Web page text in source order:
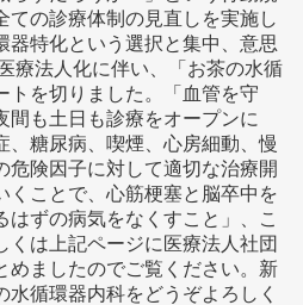
ての診療体制の見直しを実施し
器特化という選択と集中、意思
療法人化に伴い、「お茶の水循
トを切りました。「血管を守
間も土日も診療をオープンに
、糖尿病、喫煙、心房細動、慢
危険因子に対して適切な治療開
くことで、心筋梗塞と脳卒中を
はずの病気をなくすこと」、こ
くは上記ページに医療法人社団
めましたのでご覧ください。新
水循環器内科をどうぞよろしく